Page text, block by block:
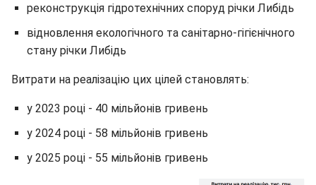
реконструкція гідротехнічних споруд річки Либідь
відновлення екологічного та санітарно-гігієнічного
стану річки Либідь
Витрати на реалізацію цих цілей становлять:
у 2023 році - 40 мільйонів гривень
у 2024 році - 58 мільйонів гривень
у 2025 році - 55 мільйонів гривень